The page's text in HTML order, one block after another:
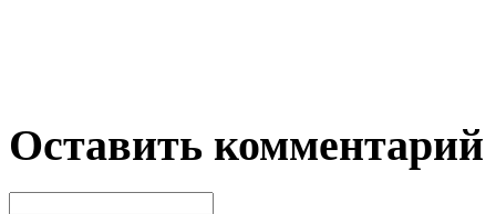
Оставить комментарий